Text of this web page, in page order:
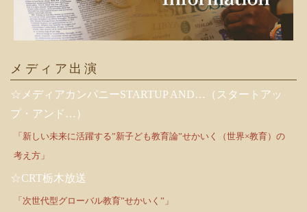
メディア出演
☆メディアカンパニーSTARTUP AND…（スタートアッ
プ・アンド…）
「新しい未来に活躍する”新子ども教育論”せかいく（世界×教育）の
考え方」
☆CRT栃木放送
「次世代型グローバル教育”せかいく”」